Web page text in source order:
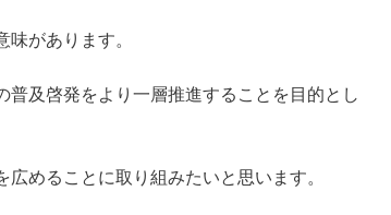
があります。
普及啓発をより一層推進することを目的とし
めることに取り組みたいと思います。